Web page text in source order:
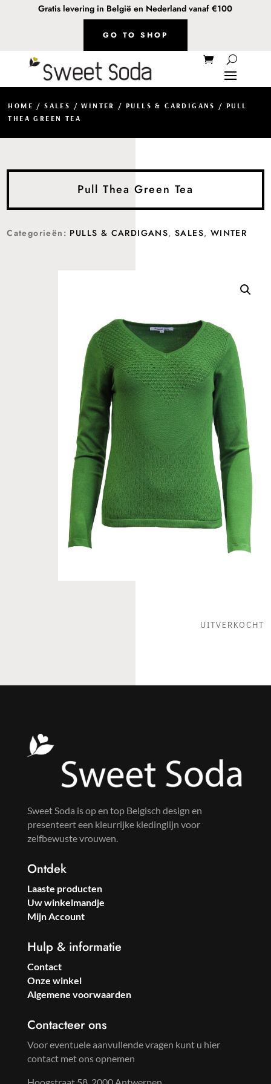
Gratis levering in België en Nederland vanaf €100
GO TO SHOP
HOME /SALES /WINTER / PULLS & CARDIGANS / PULL
THEA GREEN TEA
Pull Thea Green Tea
Categorieën: PULLS & CARDIGANS,SALES, WINTER
UITVERKOCHT
Sweet Soda is op en top Belgisch design en
presenteert een kleurrijke kledinglijn voor
zelfbewuste vrouwen.
Ontdek
Laaste producten
Uw winkelmandje
Mijn Account
Hulp & informatie
Contact
Onze winkel
Algemene voorwaarden
Contacteer ons
Voor eventuele aanvullende vragen kunt u hier
contact met ons opnemen
Hoogstraat 58, 2000 Antwerpen